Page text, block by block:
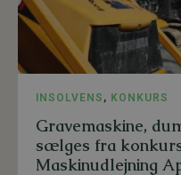
INSOLVENS , KONKURS
Gravemaskine,
sælges fra
Maskinudlejning